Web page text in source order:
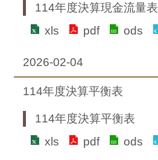
114年度決算現金流量表
xls
pdf ods
2026-02-04
114年度決算平衡表
114年度決算平衡表
xls
pdf ods